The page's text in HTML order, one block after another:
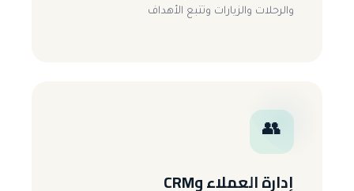
والرحلات والزيارات وتتبع الأهداف
👥
إدارة العملاء وCRM